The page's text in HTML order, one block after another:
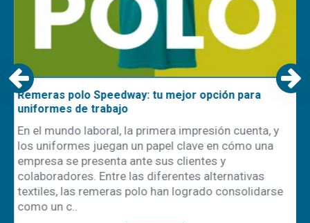
Remeras polo Speedway: tu mejor opción para
uniformes de trabajo
En el mundo laboral, la primera impresión cuenta, y
los uniformes juegan un papel clave en cómo una
empresa se presenta ante sus clientes y
colaboradores. Entre las diferentes alternativas
textiles, las remeras polo han logrado consolidarse
como un c..